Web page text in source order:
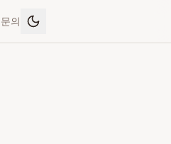
문의